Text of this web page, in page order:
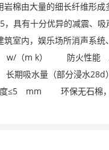
由大量的细长纤维形成
，具有十分优异的减震
筑室内，娱乐场所消
（m k） 防火性能
吸水量（部分浸水
mm 环保无石棉，不